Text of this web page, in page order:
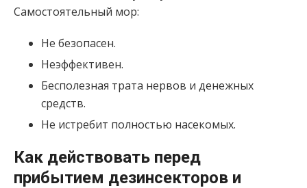
Самостоятельный мор:
Не безопасен.
Неэффективен.
Бесполезная трата нервов и денежных
средств.
Не истребит полностью насекомых.
Как действовать перед
прибытием дезинсекторов и